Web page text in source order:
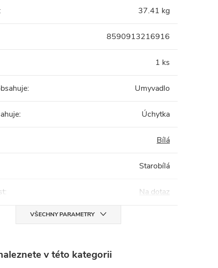
37.41 kg
8590913216916
1 ks
: Umyvadlo
: Úchytka
Bílá
Starobílá
: Na dotaz
VŠECHNY PARAMETRY
v této kategorii